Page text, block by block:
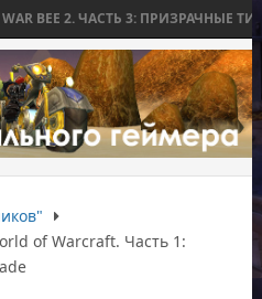
ПРИЗРАЧНЫЕ ТИТАНЫ И ОСАДА НА
of Warcraft. Часть 1: